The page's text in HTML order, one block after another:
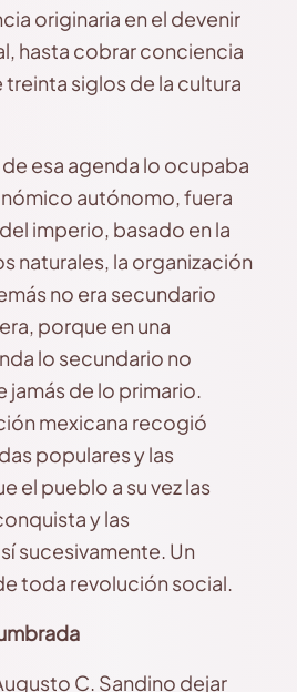
originaria en el devenir
hasta cobrar conciencia
siglos de la cultura
esa agenda lo ocupaba
autónomo, fuera
imperio, basado en la
naturales, la organización
no era secundario
porque en una
lo secundario no
jamás de lo primario.
mexicana recogió
populares y las
el pueblo a su vez las
y las
sucesivamente. Un
toda revolución social.
C. Sandino dejar